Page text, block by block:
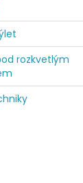
rozkvetlým